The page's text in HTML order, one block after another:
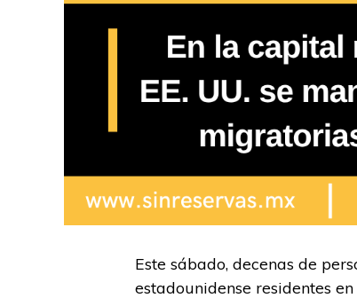
Este sábado, decenas de
estadounidense residentes